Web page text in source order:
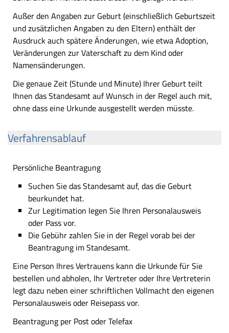
Außer den Angaben zur Geburt (einschließlich Geburtszeit
und zusätzlichen Angaben zu den Eltern) enthält der
Ausdruck auch spätere Änderungen, wie etwa Adoption,
Veränderungen zur Vaterschaft zu dem Kind oder
Namensänderungen.
Die genaue Zeit (Stunde und Minute) Ihrer Geburt teilt
Ihnen das Standesamt auf Wunsch in der Regel auch mit,
ohne dass eine Urkunde ausgestellt werden müsste.
Verfahrensablauf
Persönliche Beantragung
Suchen Sie das Standesamt auf, das die Geburt
beurkundet hat.
Zur Legitimation legen Sie Ihren Personalausweis
oder Pass vor.
Die Gebühr zahlen Sie in der Regel vorab bei der
Beantragung im Standesamt.
Eine Person Ihres Vertrauens kann die Urkunde für Sie
bestellen und abholen, Ihr Vertreter oder Ihre Vertreterin
legt dazu neben einer schriftlichen Vollmacht den eigenen
Personalausweis oder Reisepass vor.
Beantragung per Post oder Telefax